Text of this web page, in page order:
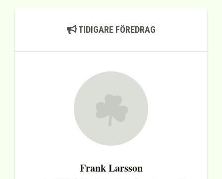
TIDIGARE FÖREDRAG
Frank Larsson